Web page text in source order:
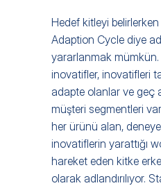
Hedef kitleyi
Adaption Cycle diye
yararlanmak mümkün.
inovatifler, inovatifleri
adapte olanlar ve geç
müşteri segmentleri
her ürünü alan,
inovatiflerin yarattığı
hareket eden kitke
olarak adlandırılıyor.